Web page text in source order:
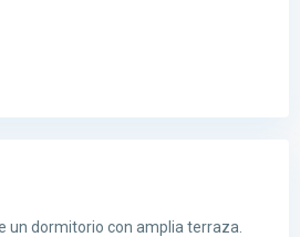
un dormitorio con amplia terraza.